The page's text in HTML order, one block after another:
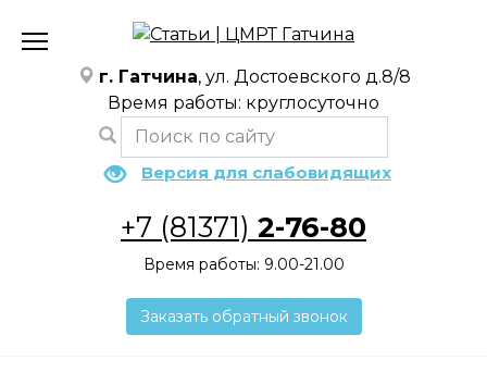
содержанию
г. Гатчина, ул. Достоевского д.8/8
Время работы: круглосуточно
Версия для слабовидящих
+7 (81371) 2-76-80
Время работы: 9.00-21.00
Заказать обратный звонок